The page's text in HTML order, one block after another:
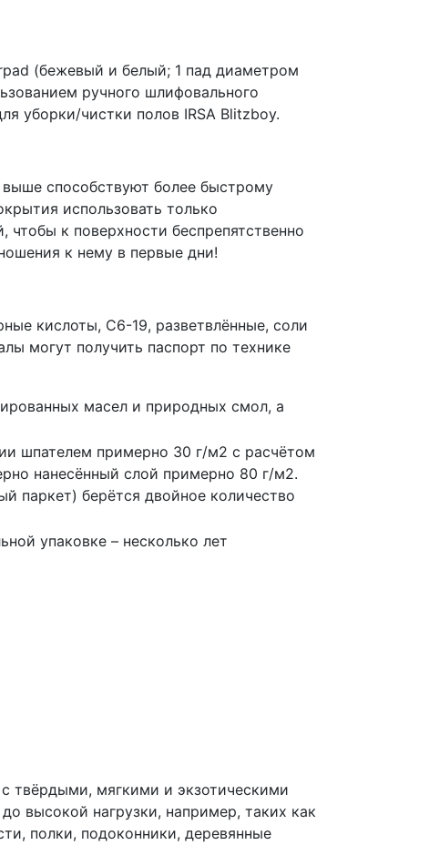
(бежевый и белый; 1 пад диаметром
ручного шлифовального
уборки/чистки полов IRSA Blitzboy.
способствуют более быстрому
использовать только
к поверхности беспрепятственно
к нему в первые дни!
кислоты, С6-19, разветвлённые, соли
могут получить паспорт по технике
масел и природных смол, а
шпателем примерно 30 г/м2 с расчётом
нанесённый слой примерно 80 г/м2.
паркет) берётся двойное количество
упаковке – несколько лет
твёрдыми, мягкими и экзотическими
высокой нагрузки, например, таких как
полки, подоконники, деревянные